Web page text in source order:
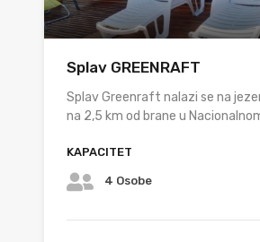
Splav GREENRAFT
Splav Greenraft nalazi se na
na 2,5 km od brane u
KAPACITET
4 Osobe